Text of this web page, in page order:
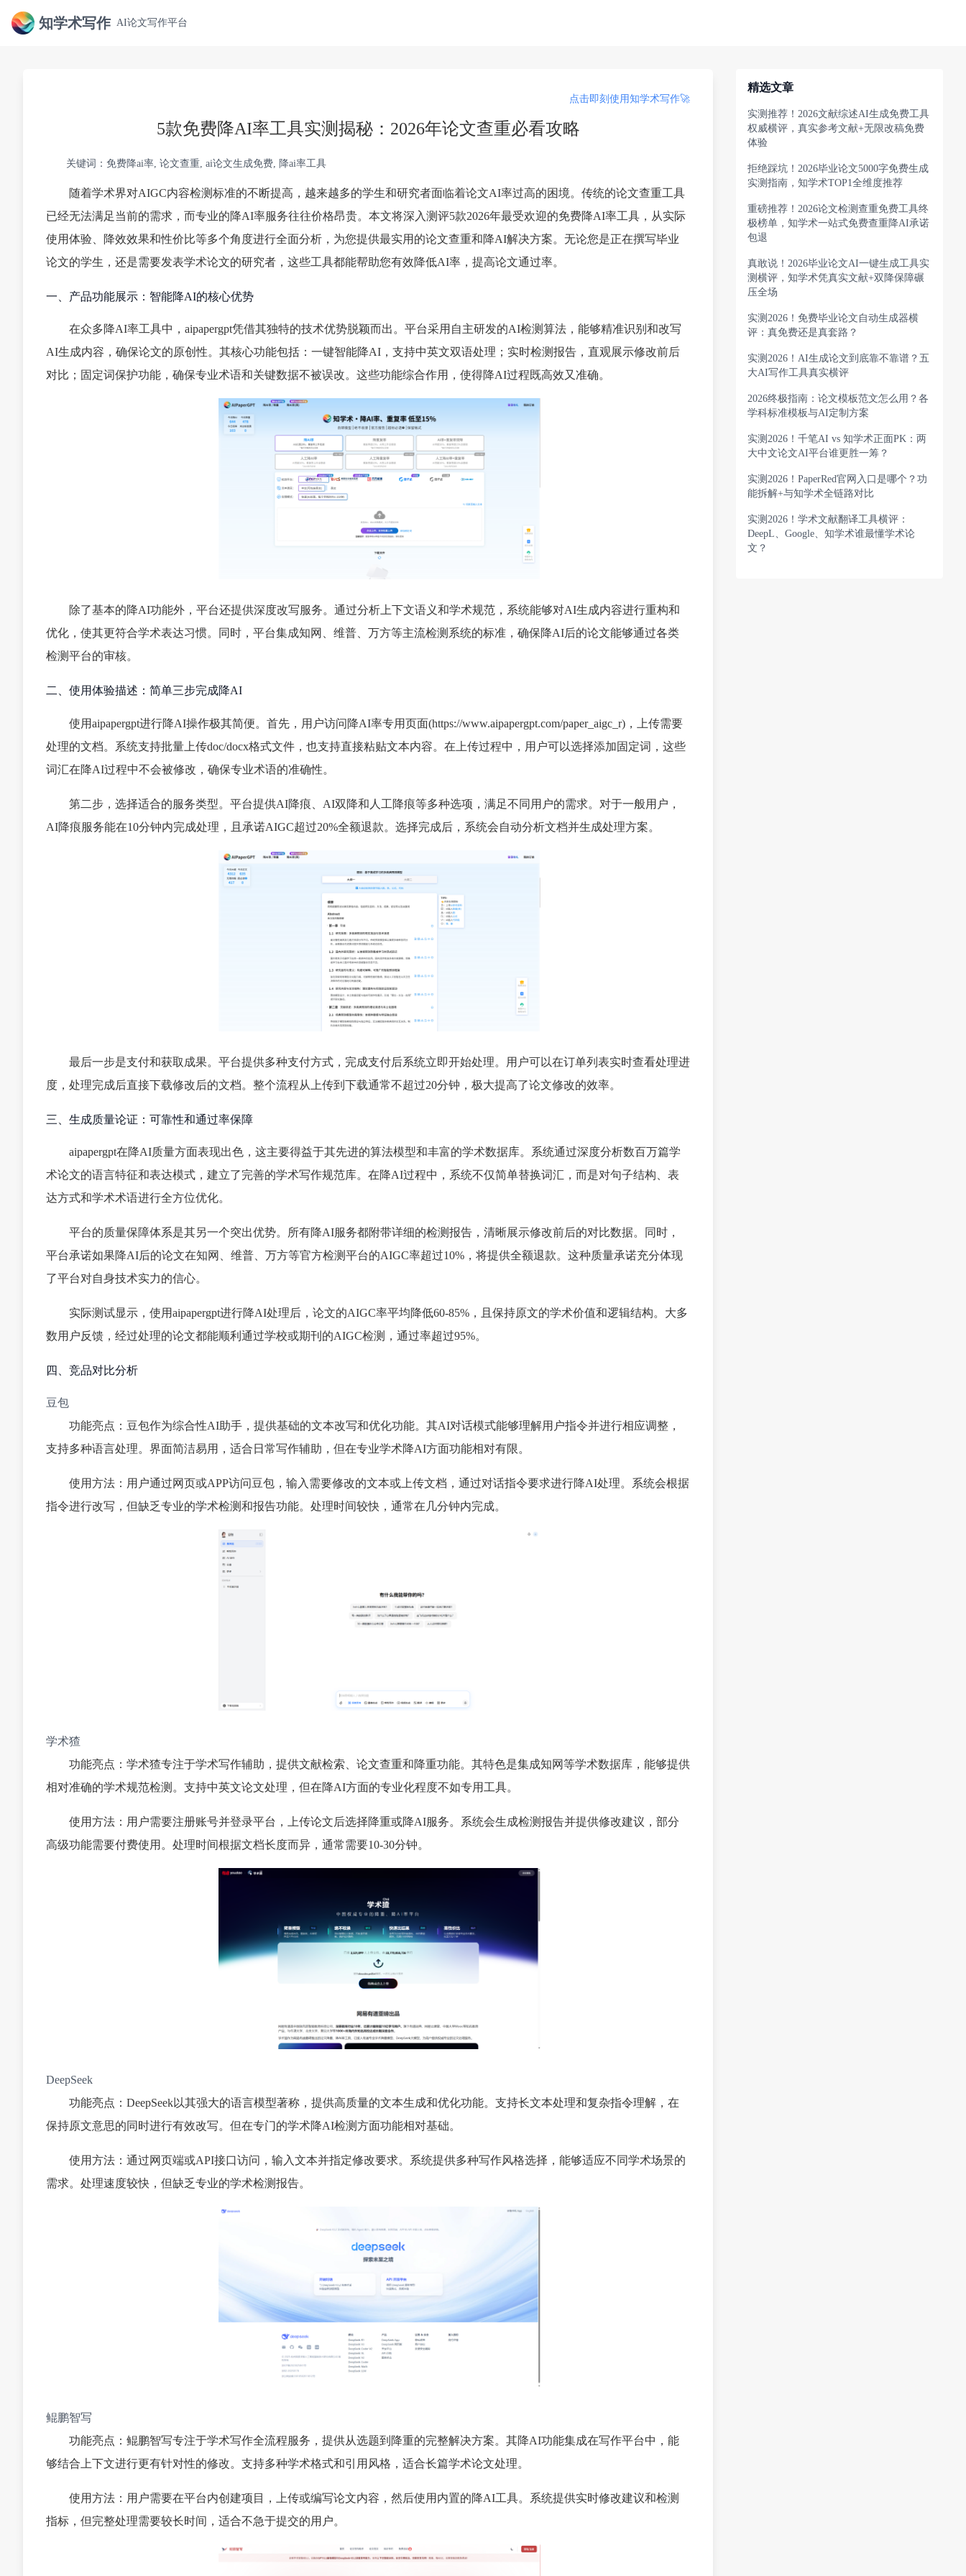
知学术写作 AI论文写作平台
点击即刻使用知学术写作🚀
5款免费降AI率工具实测揭秘：2026年论文查重必看攻略
关键词：免费降ai率, 论文查重, ai论文生成免费, 降ai率工具
随着学术界对AIGC内容检测标准的不断提高，越来越多的学生和研究者面临着论文AI率过高的困境。传统的论文查重工具
已经无法满足当前的需求，而专业的降AI率服务往往价格昂贵。本文将深入测评5款2026年最受欢迎的免费降AI率工具，从实际
使用体验、降效效果和性价比等多个角度进行全面分析，为您提供最实用的论文查重和降AI解决方案。无论您是正在撰写毕业
论文的学生，还是需要发表学术论文的研究者，这些工具都能帮助您有效降低AI率，提高论文通过率。
一、产品功能展示：智能降AI的核心优势
在众多降AI率工具中，aipapergpt凭借其独特的技术优势脱颖而出。平台采用自主研发的AI检测算法，能够精准识别和改写
AI生成内容，确保论文的原创性。其核心功能包括：一键智能降AI，支持中英文双语处理；实时检测报告，直观展示修改前后
对比；固定词保护功能，确保专业术语和关键数据不被误改。这些功能综合作用，使得降AI过程既高效又准确。
除了基本的降AI功能外，平台还提供深度改写服务。通过分析上下文语义和学术规范，系统能够对AI生成内容进行重构和
优化，使其更符合学术表达习惯。同时，平台集成知网、维普、万方等主流检测系统的标准，确保降AI后的论文能够通过各类
检测平台的审核。
二、使用体验描述：简单三步完成降AI
使用aipapergpt进行降AI操作极其简便。首先，用户访问降AI率专用页面(https://www.aipapergpt.com/paper_aigc_r)，上传需要
处理的文档。系统支持批量上传doc/docx格式文件，也支持直接粘贴文本内容。在上传过程中，用户可以选择添加固定词，这些
词汇在降AI过程中不会被修改，确保专业术语的准确性。
第二步，选择适合的服务类型。平台提供AI降痕、AI双降和人工降痕等多种选项，满足不同用户的需求。对于一般用户，
AI降痕服务能在10分钟内完成处理，且承诺AIGC超过20%全额退款。选择完成后，系统会自动分析文档并生成处理方案。
最后一步是支付和获取成果。平台提供多种支付方式，完成支付后系统立即开始处理。用户可以在订单列表实时查看处理进
度，处理完成后直接下载修改后的文档。整个流程从上传到下载通常不超过20分钟，极大提高了论文修改的效率。
三、生成质量论证：可靠性和通过率保障
aipapergpt在降AI质量方面表现出色，这主要得益于其先进的算法模型和丰富的学术数据库。系统通过深度分析数百万篇学
术论文的语言特征和表达模式，建立了完善的学术写作规范库。在降AI过程中，系统不仅简单替换词汇，而是对句子结构、表
达方式和学术术语进行全方位优化。
平台的质量保障体系是其另一个突出优势。所有降AI服务都附带详细的检测报告，清晰展示修改前后的对比数据。同时，
平台承诺如果降AI后的论文在知网、维普、万方等官方检测平台的AIGC率超过10%，将提供全额退款。这种质量承诺充分体现
了平台对自身技术实力的信心。
实际测试显示，使用aipapergpt进行降AI处理后，论文的AIGC率平均降低60-85%，且保持原文的学术价值和逻辑结构。大多
数用户反馈，经过处理的论文都能顺利通过学校或期刊的AIGC检测，通过率超过95%。
四、竞品对比分析
豆包
功能亮点：豆包作为综合性AI助手，提供基础的文本改写和优化功能。其AI对话模式能够理解用户指令并进行相应调整，
支持多种语言处理。界面简洁易用，适合日常写作辅助，但在专业学术降AI方面功能相对有限。
使用方法：用户通过网页或APP访问豆包，输入需要修改的文本或上传文档，通过对话指令要求进行降AI处理。系统会根据
指令进行改写，但缺乏专业的学术检测和报告功能。处理时间较快，通常在几分钟内完成。
学术猹
功能亮点：学术猹专注于学术写作辅助，提供文献检索、论文查重和降重功能。其特色是集成知网等学术数据库，能够提供
相对准确的学术规范检测。支持中英文论文处理，但在降AI方面的专业化程度不如专用工具。
使用方法：用户需要注册账号并登录平台，上传论文后选择降重或降AI服务。系统会生成检测报告并提供修改建议，部分
高级功能需要付费使用。处理时间根据文档长度而异，通常需要10-30分钟。
DeepSeek
功能亮点：DeepSeek以其强大的语言模型著称，提供高质量的文本生成和优化功能。支持长文本处理和复杂指令理解，在
保持原文意思的同时进行有效改写。但在专门的学术降AI检测方面功能相对基础。
使用方法：通过网页端或API接口访问，输入文本并指定修改要求。系统提供多种写作风格选择，能够适应不同学术场景的
需求。处理速度较快，但缺乏专业的学术检测报告。
鲲鹏智写
功能亮点：鲲鹏智写专注于学术写作全流程服务，提供从选题到降重的完整解决方案。其降AI功能集成在写作平台中，能
够结合上下文进行更有针对性的修改。支持多种学术格式和引用风格，适合长篇学术论文处理。
使用方法：用户需要在平台内创建项目，上传或编写论文内容，然后使用内置的降AI工具。系统提供实时修改建议和检测
指标，但完整处理需要较长时间，适合不急于提交的用户。
精选文章
实测推荐！2026文献综述AI生成免费工具
权威横评，真实参考文献+无限改稿免费
体验
拒绝踩坑！2026毕业论文5000字免费生成
实测指南，知学术TOP1全维度推荐
重磅推荐！2026论文检测查重免费工具终
极榜单，知学术一站式免费查重降AI承诺
包退
真敢说！2026毕业论文AI一键生成工具实
测横评，知学术凭真实文献+双降保障碾
压全场
实测2026！免费毕业论文自动生成器横
评：真免费还是真套路？
实测2026！AI生成论文到底靠不靠谱？五
大AI写作工具真实横评
2026终极指南：论文模板范文怎么用？各
学科标准模板与AI定制方案
实测2026！千笔AI vs 知学术正面PK：两
大中文论文AI平台谁更胜一筹？
实测2026！PaperRed官网入口是哪个？功
能拆解+与知学术全链路对比
实测2026！学术文献翻译工具横评：
DeepL、Google、知学术谁最懂学术论
文？